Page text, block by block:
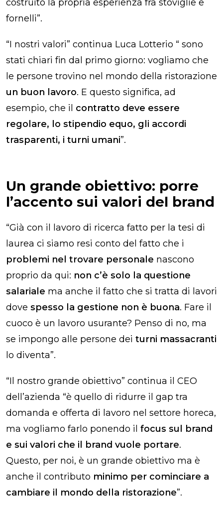
costruito la propria esperienza fra stoviglie e
fornelli”.
“I nostri valori” continua Luca Lotterio “ sono
stati chiari fin dal primo giorno: vogliamo che
le persone trovino nel mondo della ristorazione
un buon lavoro. E questo significa, ad
esempio, che il contratto deve essere
regolare, lo stipendio equo, gli accordi
trasparenti, i turni umani”.
Un grande obiettivo: porre
l’accento sui valori del brand
“Già con il lavoro di ricerca fatto per la tesi di
laurea ci siamo resi conto del fatto che i
problemi nel trovare personale nascono
proprio da qui: non c’è solo la questione
salariale ma anche il fatto che si tratta di lavori
dove spesso la gestione non è buona. Fare il
cuoco è un lavoro usurante? Penso di no, ma
se impongo alle persone dei turni massacranti
lo diventa”.
“Il nostro grande obiettivo” continua il CEO
dell’azienda “è quello di ridurre il gap tra
domanda e offerta di lavoro nel settore horeca,
ma vogliamo farlo ponendo il focus sul brand
e sui valori che il brand vuole portare.
Questo, per noi, è un grande obiettivo ma è
anche il contributo minimo per cominciare a
cambiare il mondo della ristorazione”.